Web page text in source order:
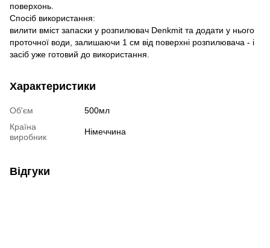
поверхонь.
Спосіб використання:
вилити вміст запаски у розпилювач Denkmit та додати у нього
проточної води, залишаючи 1 см від поверхні розпилювача - і
засіб уже готовий до використання.
Характеристики
Об'єм
500мл
Країна
виробник
Німеччина
Відгуки